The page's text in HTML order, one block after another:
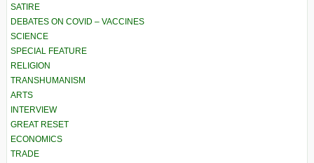
SATIRE
DEBATES ON COVID – VACCINES
SCIENCE
SPECIAL FEATURE
RELIGION
TRANSHUMANISM
ARTS
INTERVIEW
GREAT RESET
ECONOMICS
TRADE